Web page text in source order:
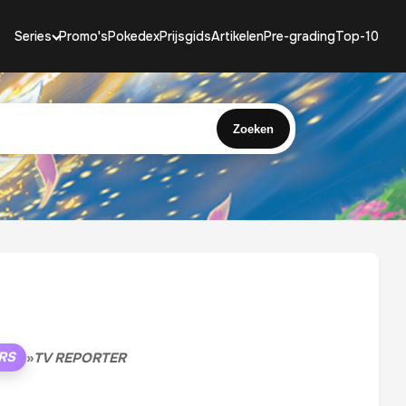
Series Promo'sPokedexPrijsgidsArtikelenPre-gradingTop-10
Zoeken
»TV REPORTER